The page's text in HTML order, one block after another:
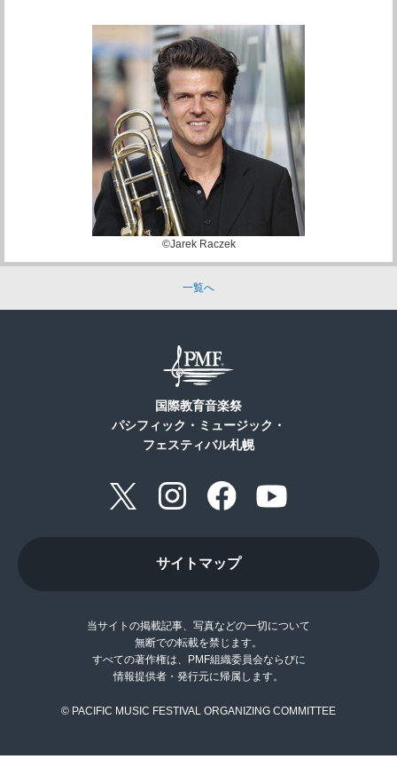
©Jarek Raczek
一覧へ
国際教育音楽祭
パシフィック・ミュージック・
フェスティバル札幌
サイトマップ
当サイトの掲載記事、写真などの一切について
無断での転載を禁じます。
すべての著作権は、PMF組織委員会ならびに
情報提供者・発行元に帰属します。
© PACIFIC MUSIC FESTIVAL ORGANIZING COMMITTEE